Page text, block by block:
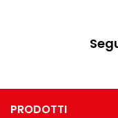
PRODOTTI